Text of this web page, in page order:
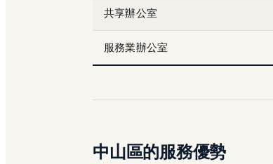
共享辦公室
服務業辦公室
中山區的服務優勢